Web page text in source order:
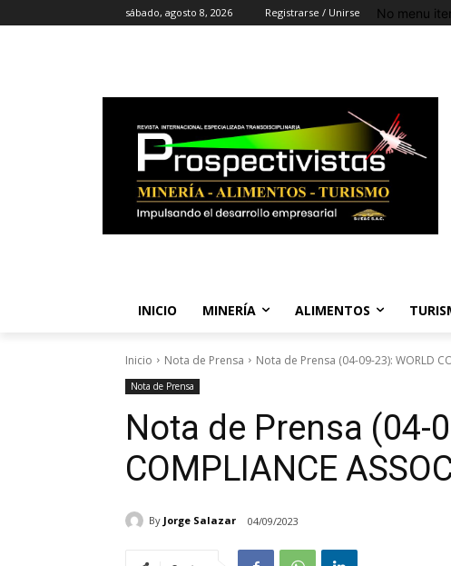
sábado, agosto 8, 2026 Registrarse / Unirse No menu
INICIO MINERÍA ALIMENTOS
Inicio Nota de Prensa Nota de Prensa (04-09-23): WORLD
Nota de Prensa
Nota de Prensa (04-
COMPLIANCE
By Jorge Salazar 04/09/2023